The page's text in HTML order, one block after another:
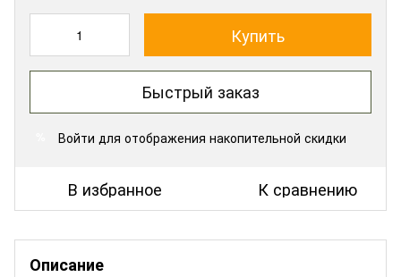
Купить
Быстрый заказ
Войти для отображения накопительной скидки
В избранное К сравнению
Описание